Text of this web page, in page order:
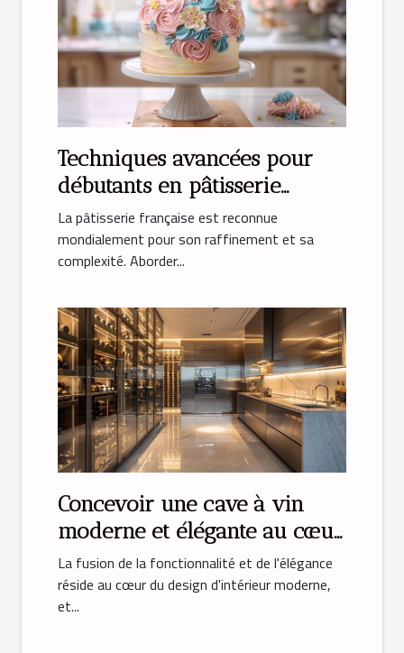
Techniques avancées pour
débutants en pâtisserie
française
La pâtisserie française est reconnue
mondialement pour son raffinement et sa
complexité. Aborder...
Concevoir une cave à vin
moderne et élégante au cœur
de votre cuisine
La fusion de la fonctionnalité et de l'élégance
réside au cœur du design d'intérieur moderne,
et...